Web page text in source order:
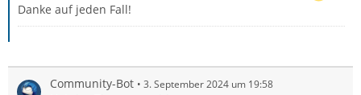
Danke auf jeden Fall!
Community-Bot 3. September 2024 um 19:58